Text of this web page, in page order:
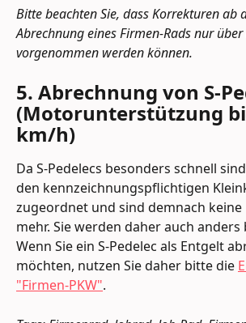
Bitte beachten Sie, dass Korrekturen ab
Abrechnung eines Firmen-Rads nur
vorgenommen werden können.
5. Abrechnung von S-
(Motorunterstützung
km/h)
Da S-Pedelecs besonders schnell
den kennzeichnungspflichtigen
zugeordnet und sind demnach keine
mehr. Sie werden daher auch anders
Wenn Sie ein S-Pedelec als Entgelt
möchten, nutzen Sie daher bitte die
"Firmen-PKW".